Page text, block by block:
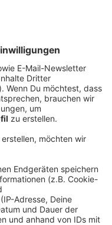
dem
Der
5 Kilometer quer
ist bei der
Uhr. Richtig los
Parkrun gehen viele
Werkstatt für
zu